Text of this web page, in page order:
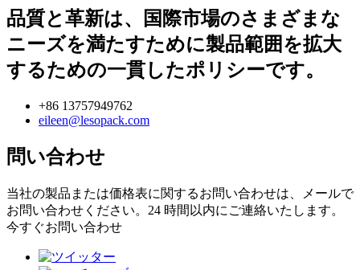
品質と革新は、国際市場のさまざまな
ニーズを満たすために製品範囲を拡大
するための一貫したポリシーです。
+86 13757949762
eileen@lesopack.com
問い合わせ
当社の製品または価格表に関するお問い合わせは、メールで
お問い合わせください。24 時間以内にご連絡いたします。
今すぐお問い合わせ